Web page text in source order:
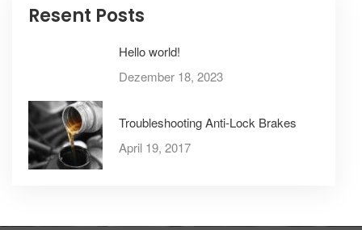
Resent Posts
Hello world!
Dezember 18, 2023
Troubleshooting Anti-Lock Brakes
April 19, 2017